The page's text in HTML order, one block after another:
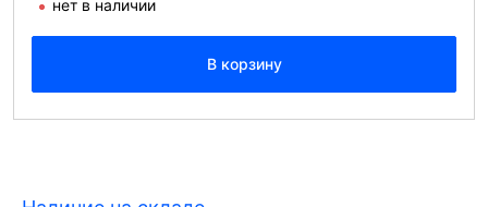
нет в наличии
В корзину